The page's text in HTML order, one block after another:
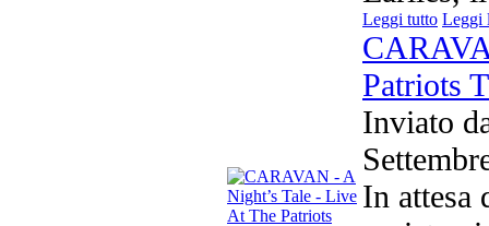
Leggi tutto Leggi
Patriots
Inviato
In attesa